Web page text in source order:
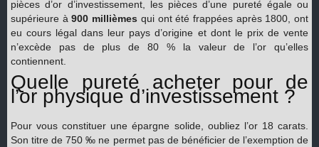
pièces d’or d’investissement, les pièces d’une pureté égale ou
supérieure à900 millièmes qui ont été frappées après 1800, ont
eu cours légal dans leur pays d’origine et dont le prix de vente
n’excède pas de plus de 80 % la valeur de l’or qu’elles
contiennent.
Quelle pureté acheter pour de
l’or physique d’investissement ?
Pour vous constituer une épargne solide, oubliez l’or 18 carats.
Son titre de 750 ‰ ne permet pas de bénéficier de l’exemption de